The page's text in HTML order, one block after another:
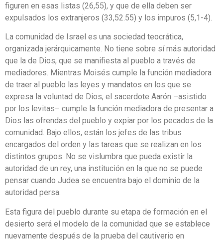
figuren en esas listas (26,55), y que de ella deben ser
expulsados los extranjeros (33,52.55) y los impuros (5,1-4).
La comunidad de Israel es una sociedad teocrática,
organizada jerárquicamente. No tiene sobre sí más autoridad
que la de Dios, que se manifiesta al pueblo a través de
mediadores. Mientras Moisés cumple la función mediadora
de traer al pueblo las leyes y mandatos en los que se
expresa la voluntad de Dios, el sacerdote Aarón –asistido
por los levitas– cumple la función mediadora de presentar a
Dios las ofrendas del pueblo y expiar por los pecados de la
comunidad. Bajo ellos, están los jefes de las tribus
encargados del orden y las tareas que se realizan en los
distintos grupos. No se vislumbra que pueda existir la
autoridad de un rey, una institución en la que no se puede
pensar cuando Judea se encuentra bajo el dominio de la
autoridad persa.
Esta figura del pueblo durante su etapa de formación en el
desierto será el modelo de la comunidad que se establece
nuevamente después de la prueba del cautiverio en